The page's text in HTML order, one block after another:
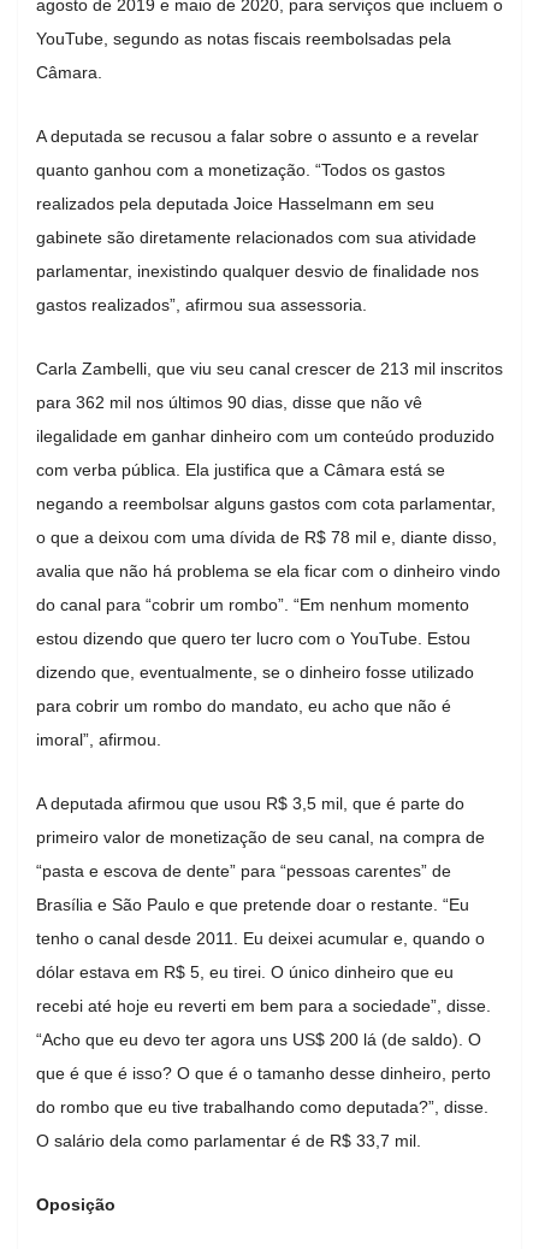
agosto de 2019 e maio de 2020, para serviços que incluem o
YouTube, segundo as notas fiscais reembolsadas pela
Câmara.
A deputada se recusou a falar sobre o assunto e a revelar
quanto ganhou com a monetização. “Todos os gastos
realizados pela deputada Joice Hasselmann em seu
gabinete são diretamente relacionados com sua atividade
parlamentar, inexistindo qualquer desvio de finalidade nos
gastos realizados”, afirmou sua assessoria.
Carla Zambelli, que viu seu canal crescer de 213 mil inscritos
para 362 mil nos últimos 90 dias, disse que não vê
ilegalidade em ganhar dinheiro com um conteúdo produzido
com verba pública. Ela justifica que a Câmara está se
negando a reembolsar alguns gastos com cota parlamentar,
o que a deixou com uma dívida de R$ 78 mil e, diante disso,
avalia que não há problema se ela ficar com o dinheiro vindo
do canal para “cobrir um rombo”. “Em nenhum momento
estou dizendo que quero ter lucro com o YouTube. Estou
dizendo que, eventualmente, se o dinheiro fosse utilizado
para cobrir um rombo do mandato, eu acho que não é
imoral”, afirmou.
A deputada afirmou que usou R$ 3,5 mil, que é parte do
primeiro valor de monetização de seu canal, na compra de
“pasta e escova de dente” para “pessoas carentes” de
Brasília e São Paulo e que pretende doar o restante. “Eu
tenho o canal desde 2011. Eu deixei acumular e, quando o
dólar estava em R$ 5, eu tirei. O único dinheiro que eu
recebi até hoje eu reverti em bem para a sociedade”, disse.
“Acho que eu devo ter agora uns US$ 200 lá (de saldo). O
que é que é isso? O que é o tamanho desse dinheiro, perto
do rombo que eu tive trabalhando como deputada?”, disse.
O salário dela como parlamentar é de R$ 33,7 mil.
Oposição